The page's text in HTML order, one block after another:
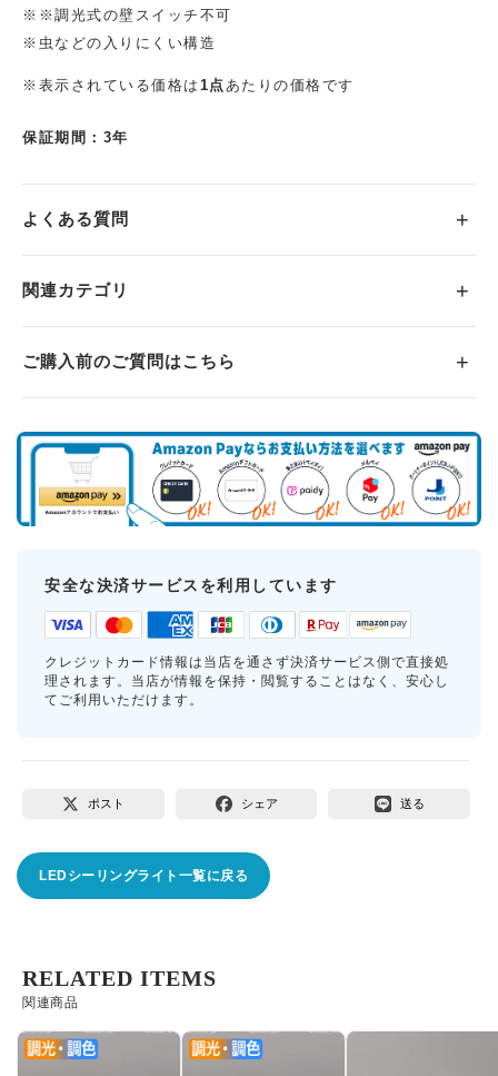
※※調光式の壁スイッチ不可
※虫などの入りにくい構造
※表示されている価格は 1点あたりの価格です
保証期間：3年
よくある質問
関連カテゴリ
ご購入前のご質問はこちら
安全な決済サービスを利用しています
クレジットカード情報は当店を通さず決済サービス側で直接処
理されます。当店が情報を保持・閲覧することはなく、安心し
てご利用いただけます。
ポスト シェア 送る
LEDシーリングライト一覧に戻る
関連商品
RELATED ITEMS